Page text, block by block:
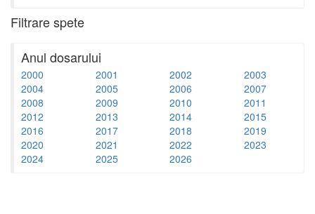
Filtrare spete
Anul dosarului
2000 2001 2002
2003
2004
2005 2006
2007
2008
2009 2010
2011
2012
2013 2014
2015
2016
2017 2018
2019
2020
2021 2022
2023
2024
2025 2026